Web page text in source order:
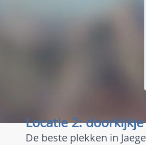
Locatie 2:
De beste plekken in